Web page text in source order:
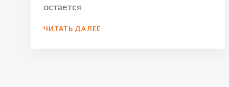
остается
ЧИТАТЬ ДАЛЕЕ